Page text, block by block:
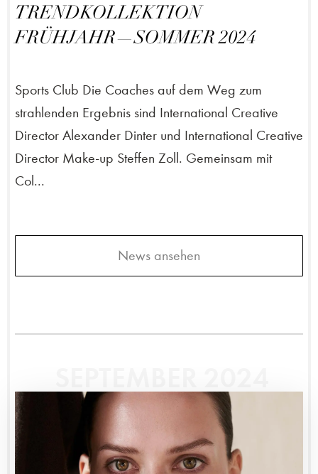
TRENDKOLLEKTION
FRÜHJAHR—SOMMER 2024
Sports Club Die Coaches auf dem Weg zum
strahlenden Ergebnis sind International Creative
Director Alexander Dinter und International Creative
Director Make-up Steffen Zoll. Gemeinsam mit
Col...
News ansehen